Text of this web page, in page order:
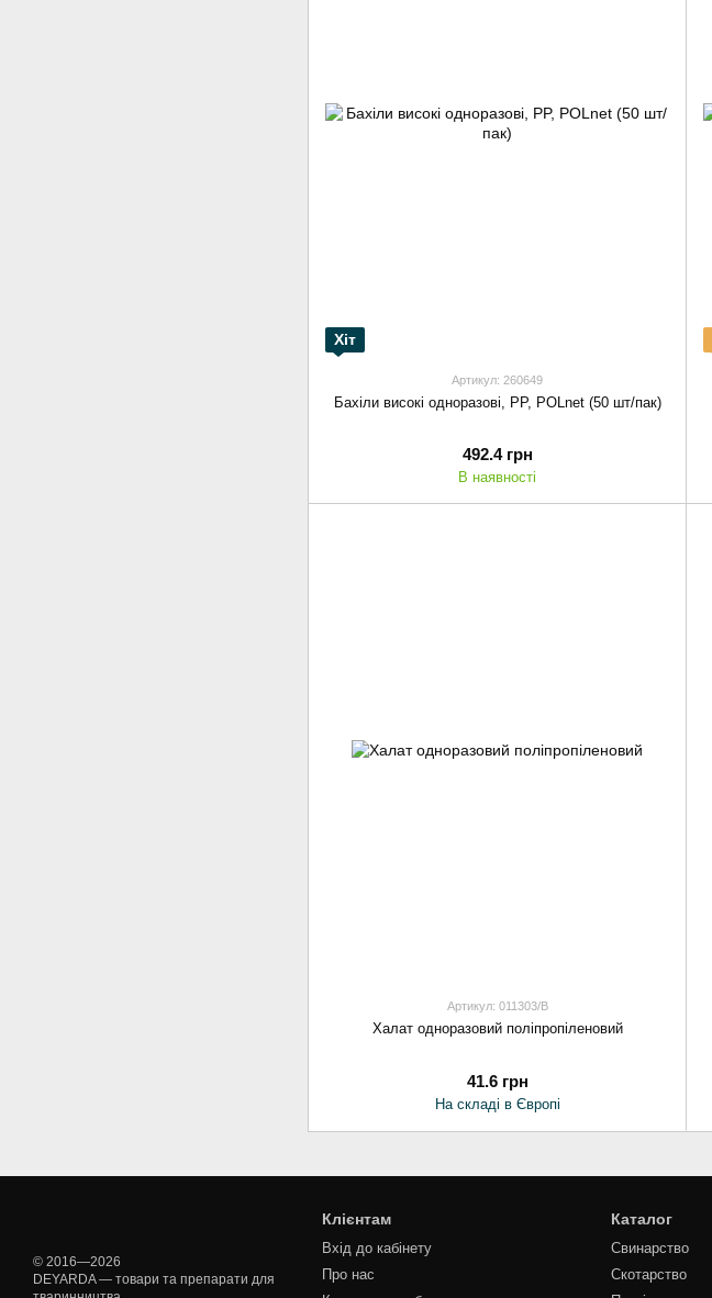
Хіт
Артикул: 260649
Бахіли високі одноразові, PP, POLnet (50 шт/пак)
492.4 грн
В наявності
Артикул: 011303/B
Халат одноразовий поліпропіленовий
41.6 грн
На складі в Європі
© 2016—2026
DEYARDA — товари та препарати для
Клієнтам
Вхід до кабінету
Про нас
Каталог
Свинарство
Скотарство